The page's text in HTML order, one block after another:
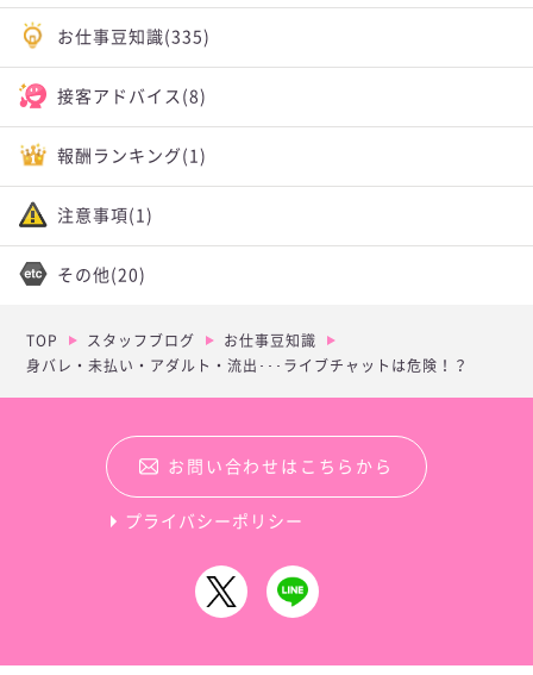
お仕事豆知識(335)
接客アドバイス (8)
報酬ランキング (1)
注意事項(1)
その他 (20)
TOP スタッフブログ
お仕事豆知識
身バレ・未払い・アダルト・流出･･･ライブチャットは危険！？
お問い合わせはこちらから
プライバシーポリシー